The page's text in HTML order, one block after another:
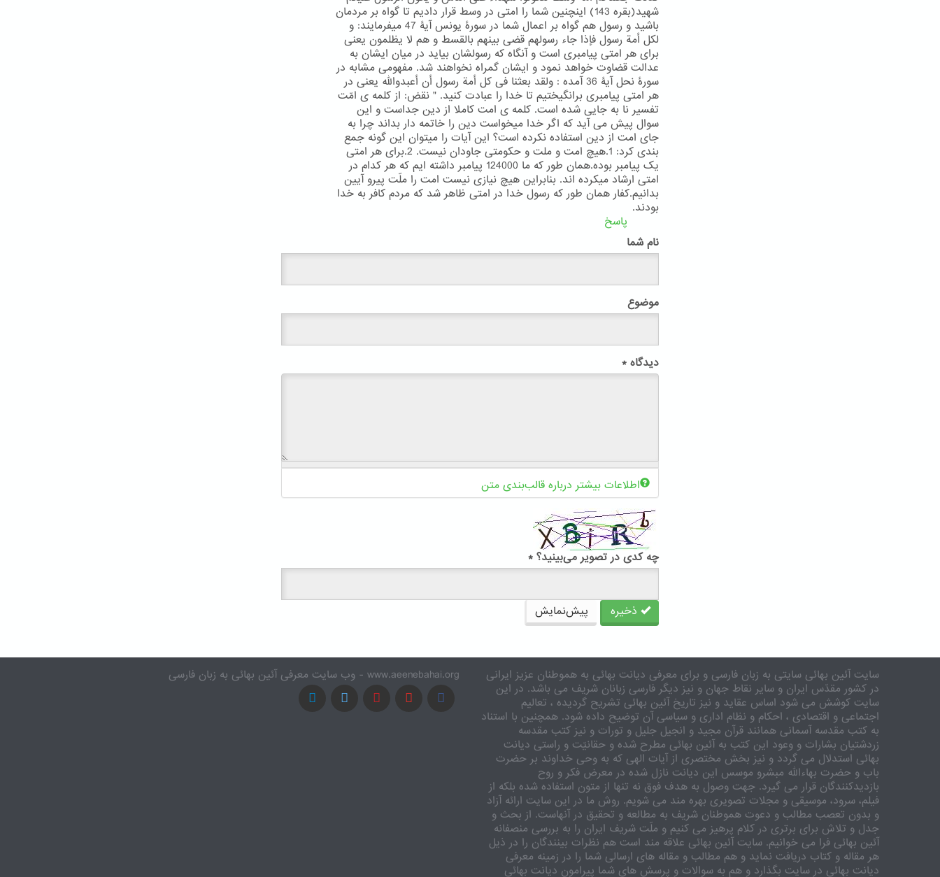
شهید(بقره 143) اینچنین شما را امتی در وسط قرار دادیم تا گواه بر مردمان
باشید و رسول هم گواه بر اعمال شما در سورۀ یونس آیۀ 47 میفرمایند: و
لکل أمة رسول فإذا جاء رسولهم قضی بینهم بالقسط و هم لا یظلمون یعنی
برای هر امتی پیامبری است و آنگاه که رسولشان بیاید در میان ایشان به
عدالت قضاوت خواهد نمود و ایشان گمراه نخواهند شد. مفهومی مشابه در
سورۀ نحل آیۀ 36 آمده : ولقد بعثنا فی کل أمة رسول أن أعبدوالله یعنی در
هر امتی پیامبری برانگیختیم تا خدا را عبادت کنید. " نقض: از کلمه ی امّت
تفسیر نا به جایی شده است. کلمه ی امت کاملا از دین جداست و این
سوال پیش می آید که اگر خدا میخواست دین را خاتمه دار بداند چرا به
جای امت از دین استفاده نکرده است؟ این آیات را میتوان این گونه جمع
بندی کرد: 1.هیچ امت و ملت و حکومتی جاودان نیست. 2.برای هر امتی
یک پیامبر بوده.همان طور که ما 124000 پیامبر داشته ایم که هر کدام در
امتی ارشاد میکرده اند. بنابراین هیچ نیازی نیست امت را ملّت پیرو آیین
بدانیم.کفار همان طور که رسول خدا در امتی ظاهر شد که مردم کافر به خدا
بودند.
پاسخ
نام شما
موضوع
دیدگاه *
اطلاعات بیشتر درباره قالب‌بندی متن
چه کدی در تصویر می‌بینید؟ *
ذخیره پیش‌نمایش
www.aeenebahai.org - وب سایت معرفی آئین بهائی به زبان فارسی
سایت آئین بهائی سایتی به زبان فارسی و برای معرفی دیانت بهائی به هموطنان عزیز ایرانی
در کشور مقدّس ایران و سایر نقاط جهان و نیز دیگر فارسی زبانان شریف می باشد. در این
سایت کوشش می شود اساس عقاید و نیز تاریخ آئین بهائی تشریح گردیده ، تعالیم
اجتماعی و اقتصادی ، احکام و نظام اداری و سیاسی آن توضیح داده شود. همچنین با استناد
به کتب مقدسه آسمانی همانند قرآن مجید و انجیل جلیل و تورات و نیز کتب مقدسه
زردشتیان بشارات و وعود این کتب به آئین بهائی مطرح شده و حقانیّت و راستی دیانت
بهائی استدلال می گردد و نیز بخش مختصری از آیات الهی که به وحی خداوند بر حضرت
باب و حضرت بهاءالله مبشرو موسس این دیانت نازل شده در معرض فکر و روح
بازدیدکنندگان قرار می گیرد. جهت وصول به هدف فوق نه تنها از متون استفاده شده بلکه از
فیلم، سرود، موسیقی و مجلات تصویری بهره مند می شویم. روش ما در این سایت ارائه آزاد
و بدون تعصب مطالب و دعوت هموطنان شریف به مطالعه و تحقیق در آنهاست. از بحث و
جدل و تلاش برای برتری در کلام پرهیز می کنیم و ملّت شریف ایران را به بررسی منصفانه
آئین بهائی فرا می خوانیم. سایت آئین بهائی علاقه مند است هم نظرات بینندگان را در ذیل
هر مقاله و کتاب دریافت نماید و هم مطالب و مقاله های ارسالی شما را در زمینه معرفی
دیانت بهائی در سایت بگذارد و هم به سوالات و پرسش های شما پیرامون دیانت بهائی